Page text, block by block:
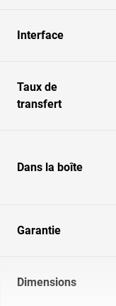
Interface
Taux de
transfert
Dans la boîte
Garantie
Dimensions